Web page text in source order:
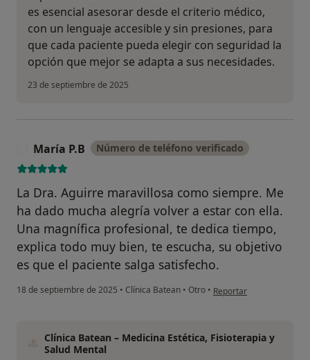
es esencial asesorar desde el criterio médico,
con un lenguaje accesible y sin presiones, para
que cada paciente pueda elegir con seguridad la
opción que mejor se adapta a sus necesidades.
23 de septiembre de 2025
María P.B Número de teléfono verificado
La Dra. Aguirre maravillosa como siempre. Me
ha dado mucha alegría volver a estar con ella.
Una magnífica profesional, te dedica tiempo,
explica todo muy bien, te escucha, su objetivo
es que el paciente salga satisfecho.
18 de septiembre de 2025 • Clínica Batean • Otro • en opinión del usuario
Reportar
Clínica Batean – Medicina Estética, Fisioterapia y
Salud Mental